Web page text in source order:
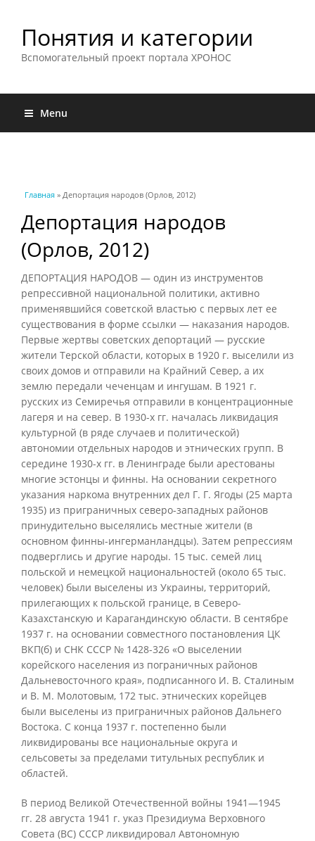
Понятия и категории
Вспомогательный проект портала ХРОНОС
Menu
Вы здесь
Главная » Депортация народов (Орлов, 2012)
Депортация народов
(Орлов, 2012)
ДЕПОРТАЦИЯ НАРОДОВ — один из инструментов
репрессивной национальной политики, активно
применявшийся советской властью с первых лет ее
существования в форме ссылки — наказания народов.
Первые жертвы советских депортаций — русские
жители Терской области, которых в 1920 г. выселили из
своих домов и отправили на Крайний Север, а их
землю передали чеченцам и ингушам. В 1921 г.
русских из Семиречья отправили в концентрационные
лагеря и на север. В 1930-х гг. началась ликвидация
культурной (в ряде случаев и политической)
автономии отдельных народов и этнических групп. В
середине 1930-х гг. в Ленинграде были арестованы
многие эстонцы и финны. На основании секретного
указания наркома внутренних дел Г. Г. Ягоды (25 марта
1935) из приграничных северо-западных районов
принудительно выселялись местные жители (в
основном финны-ингерманландцы). Затем репрессиям
подверглись и другие народы. 15 тыс. семей лиц
польской и немецкой национальностей (около 65 тыс.
человек) были выселены из Украины, территорий,
прилегающих к польской границе, в Северо-
Казахстанскую и Карагандинскую области. В сентябре
1937 г. на основании совместного постановления ЦК
ВКП(б) и СНК СССР № 1428-326 «О выселении
корейского населения из пограничных районов
Дальневосточного края», подписанного И. В. Сталиным
и В. М. Молотовым, 172 тыс. этнических корейцев
были выселены из приграничных районов Дальнего
Востока. С конца 1937 г. постепенно были
ликвидированы все национальные округа и
сельсоветы за пределами титульных республик и
областей.
В период Великой Отечественной войны 1941—1945
гг. 28 августа 1941 г. указ Президиума Верховного
Совета (ВС) СССР ликвидировал Автономную